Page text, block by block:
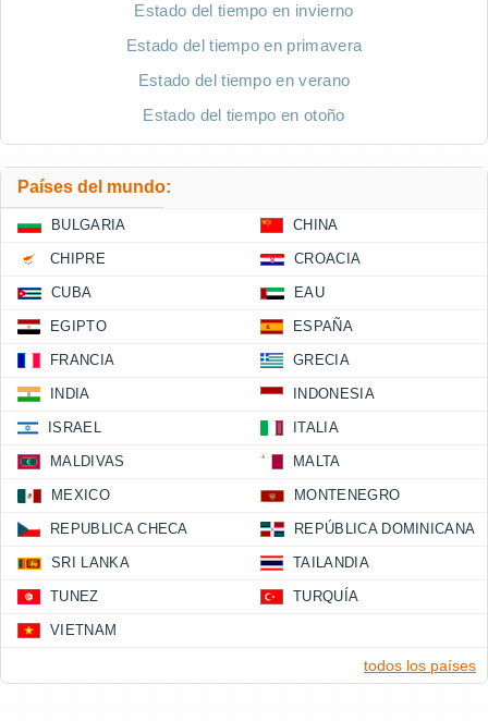
Estado del tiempo en invierno
Estado del tiempo en primavera
Estado del tiempo en verano
Estado del tiempo en otoño
Países del mundo:
BULGARIA CHINA
CHIPRE CROACIA
CUBA EAU
EGIPTO ESPAÑA
FRANCIA GRECIA
INDIA INDONESIA
ISRAEL ITALIA
MALDIVAS MALTA
MEXICO MONTENEGRO
REPUBLICA CHECA REPÚBLICA DOMINICANA
SRI LANKA TAILANDIA
TUNEZ TURQUÍA
VIETNAM
todos los países